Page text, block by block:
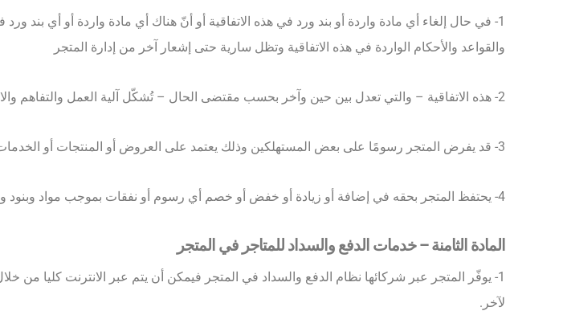
1- في حال إلغاء أي مادة واردة أو بند ورد في ھذه الاتفاقیة أو أنّ ھناك أي مادة واردة أو أي بند ورد
والقواعد والأحكام الواردة في ھذه الاتفاقية وتظل سارية حتى إشعار آخر من إدارة المتجر
2- ھذه الاتفاقية – والتي تعدل بين حين وآخر بحسب مقتضى الحال – تُشكّل آلیة العمل والتفاھم والاتفاق بین (المستهلك) و( المتجر)
3- قد يفرض المتجر رسومًا على بعض المستهلكين وذلك يعتمد على العروض أو المنتجات أو الخدمات التي يطلبونها أو ما تفرضه الدولة من رسوم أو ضرائب على طبيعة المنتج أو الخدمة.
4- يحتفظ المتجر بحقه في إضافة أو زيادة أو خفض أو خصم أي رسوم أو نفقات بموجب مواد وبنود وأحكام إتفاقية الإستخدام ، على أي من المستهلكين أي كان سبب تسجيلهم.
المادة الثامنة – خدمات الدفع والسداد للمتاجر في المتجر
1- يوفّر المتجر عبر شركائها نظام الدفع والسداد في المتجر فيمكن أن يتم عبر الانترنت كليا
لآخر.